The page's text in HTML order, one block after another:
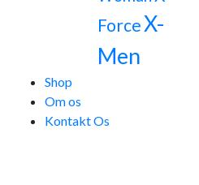
ForceX-
Men
Shop
Om os
Kontakt Os